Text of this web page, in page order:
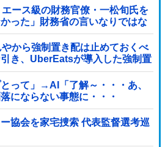
ース級の財務官僚・一松旬氏を
った」財務省の言いなりではな
から強制置き配は止めておくべ
き、UberEatsが導入した強制置
って」→AI「了解～・・・あ、
にならない事態に・・・
宅捜索 代表監督選考巡